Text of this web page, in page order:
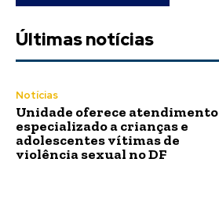
Últimas notícias
Notícias
Unidade oferece atendimento
especializado a crianças e
adolescentes vítimas de
violência sexual no DF